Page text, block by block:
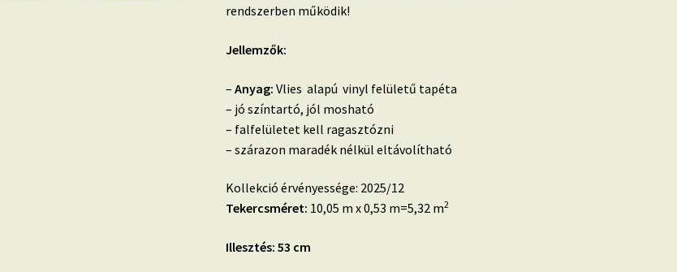
rendszerben működik!
Jellemzők:
– Anyag: Vlies alapú vinyl felületű tapéta
– jó színtartó, jól mosható
– falfelületet kell ragasztózni
– szárazon maradék nélkül eltávolítható
Kollekció érvényessége: 2025/12
Tekercsméret: 10,05 m x 0,53 m=5,32 m2
Illesztés: 53 cm